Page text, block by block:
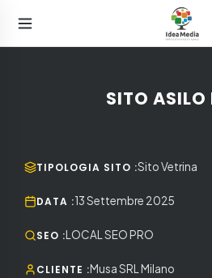
SITO ASILO
TIPOLOGIA SITO :Sito Vetrina
DATA :13 Settembre 2025
SEO :LOCAL SEO PRO
CLIENTE :Musa SRL Milano